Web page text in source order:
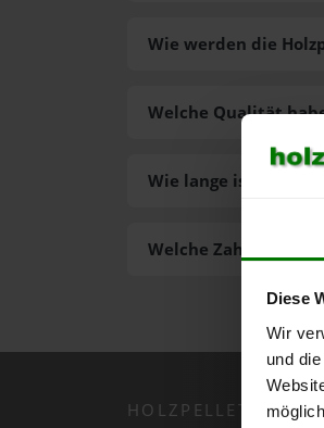
Diese
Wir
und
Wie werden die
Welche
Welche Qualität
Wie lange ist die
HOLZPELLETS.NET